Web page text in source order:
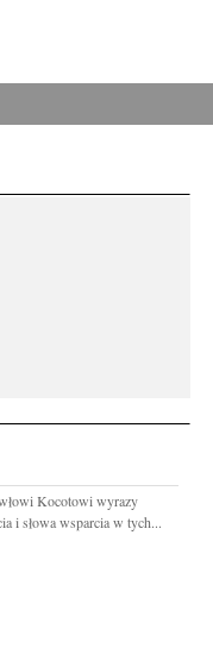
Kocotowi wyrazy
i słowa wsparcia w tych...